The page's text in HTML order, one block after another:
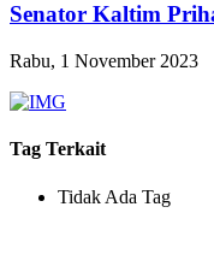
Senator Kaltim
Rabu, 1 November 2023
Tag Terkait
Tidak Ada Tag